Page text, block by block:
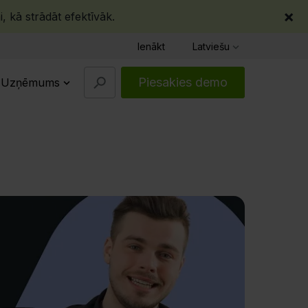
kā strādāt efektīvāk. ×
Ienākt Latviešu
Uzņēmums Piesakies demo